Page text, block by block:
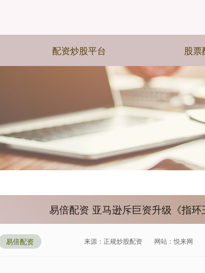
配资炒股平台 股票
易倍配资 亚马逊斥巨资升级《指
易倍配资 来源：正规炒股配资 网站：悦来网